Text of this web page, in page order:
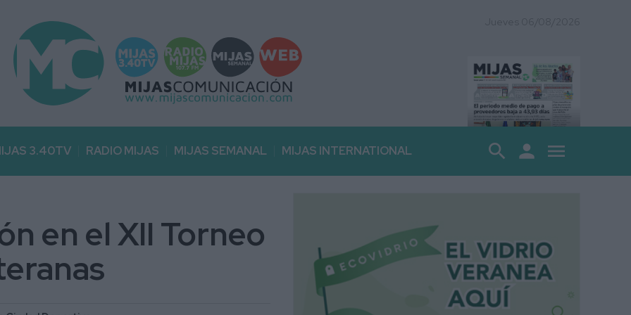
3.40TV RADIO MIJAS MIJAS SEMANAL MIJAS INTERNATIONAL search person menu
en el XII Torneo